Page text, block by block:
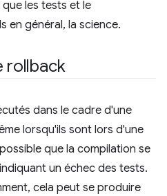
les tests et le
en général, la science.
rollback
dans le cadre d'une
lorsqu'ils sont lors d'une
que la compilation se
un échec des tests.
cela peut se produire